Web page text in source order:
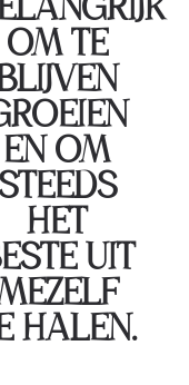
OM TE
EN OM
HET
UIT
HALEN.